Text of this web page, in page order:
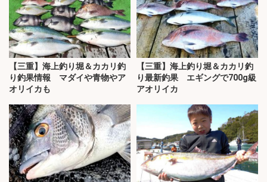
【三重】海上釣り堀＆カカリ釣
り釣果情報 マダイや青物やア
オリイカも
【三重】海上釣り堀＆カカリ釣
り最新釣果 エギングで700g級
アオリイカ